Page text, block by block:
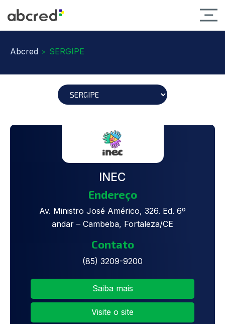
Abcred > SERGIPE
INEC
Endereço
Av. Ministro José Américo, 326. Ed. 6º
andar – Cambeba, Fortaleza/CE
Contato
(85) 3209-9200
Saiba mais
Visite o site